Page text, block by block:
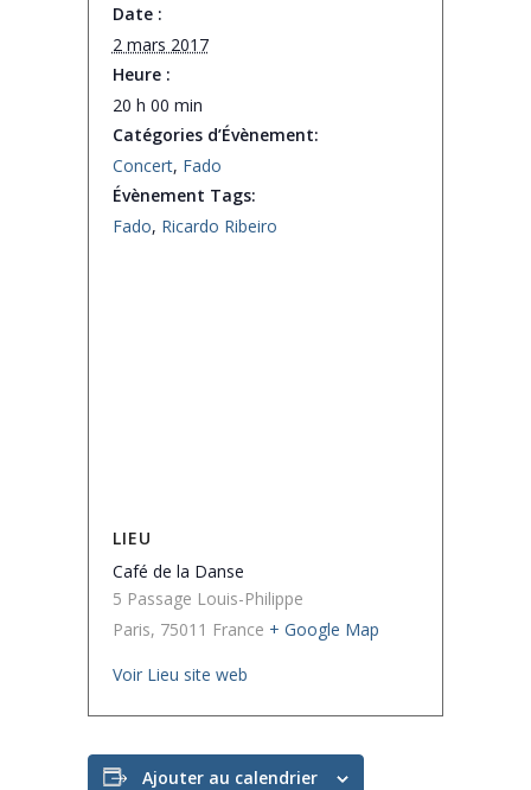
Date :
2 mars 2017
Heure :
20 h 00 min
Catégories d’Évènement:
Concert, Fado
Évènement Tags:
Fado, Ricardo Ribeiro
LIEU
Café de la Danse
5 Passage Louis-Philippe
Paris, 75011 France + Google Map
Voir Lieu site web
Ajouter au calendrier